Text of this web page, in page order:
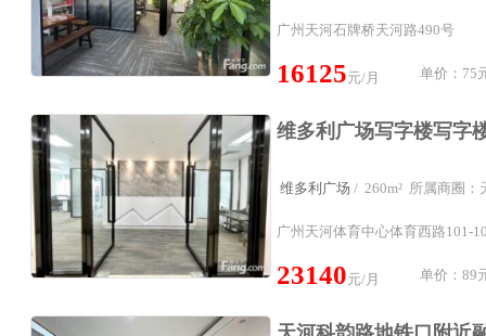
广州天河石牌桥天河路490号
16125元/月 单价：75
维多利广场 / 260m² 所属商圈：
广州天河体育中心体育西路101-
23140元/月 单价：89